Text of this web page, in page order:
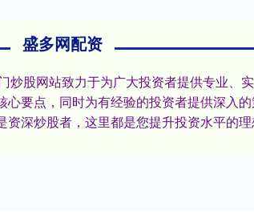
盛多网配资
股网站致力于为广大投资者提供专业、
要点，同时为有经验的投资者提供深入
深炒股者，这里都是您提升投资水平的理